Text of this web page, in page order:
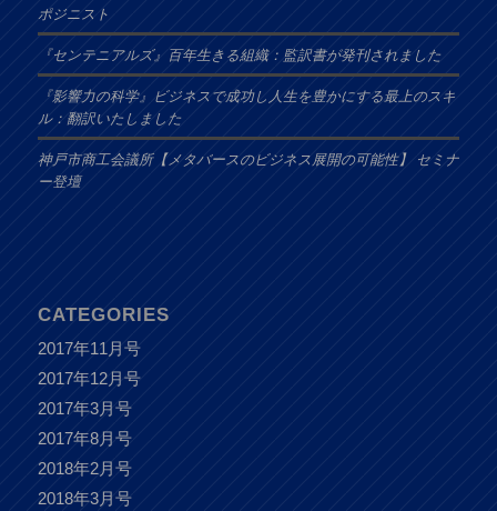
ポジニスト
『センテニアルズ』百年生きる組織：監訳書が発刊されました
『影響力の科学』ビジネスで成功し人生を豊かにする最上のスキ
ル：翻訳いたしました
神戸市商工会議所【メタバースのビジネス展開の可能性】 セミナ
ー登壇
CATEGORIES
2017年11月号
2017年12月号
2017年3月号
2017年8月号
2018年2月号
2018年3月号